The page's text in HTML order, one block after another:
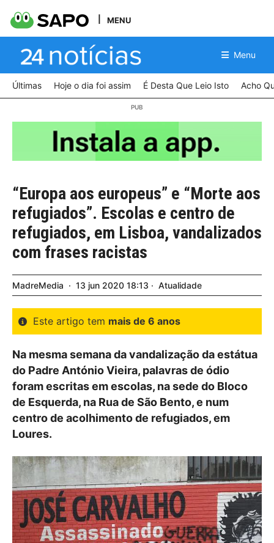
MENU
Menu
Últimas Hoje o dia foi assim É Desta Que Leio Isto Acho
“Europa aos europeus” e “Morte aos
refugiados”. Escolas e centro de
refugiados, em Lisboa, vandalizados
com frases racistas
MadreMedia 13 jun 2020 18:13 Atualidade
Este artigo tem mais de 6 anos
Na mesma semana da vandalização da estátua
do Padre António Vieira, palavras de ódio
foram escritas em escolas, na sede do Bloco
de Esquerda, na Rua de São Bento, e num
centro de acolhimento de refugiados, em
Loures.